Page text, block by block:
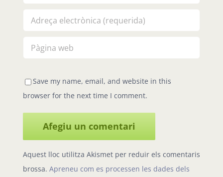
Save my name, email, and website in this
browser for the next time I comment.
Aquest lloc utilitza Akismet per reduir els comentaris
brossa. Apreneu com es processen les dades dels